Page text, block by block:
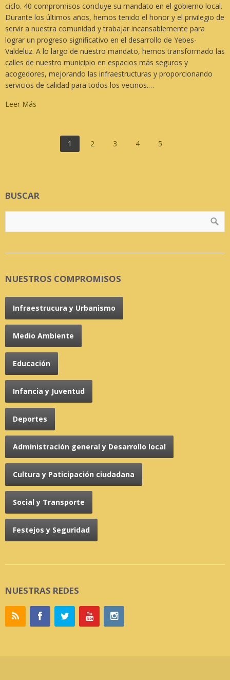
ciclo. 40 compromisos concluye su mandato en el gobierno local.
Durante los últimos años, hemos tenido el honor y el privilegio de
servir a nuestra comunidad y trabajar incansablemente para
lograr un progreso significativo en el desarrollo de Yebes-
Valdeluz. A lo largo de nuestro mandato, hemos transformado las
calles de nuestro municipio en espacios más seguros y
acogedores, mejorando las infraestructuras y proporcionando
servicios de calidad para todos los vecinos.…
Leer Más
1 2 3 4 5
BUSCAR
NUESTROS COMPROMISOS
Infraestrucura y Urbanismo
Medio Ambiente
Educación
Infancia y Juventud
Deportes
Administración general y Desarrollo local
Cultura y Paticipación ciudadana
Social y Transporte
Festejos y Seguridad
NUESTRAS REDES